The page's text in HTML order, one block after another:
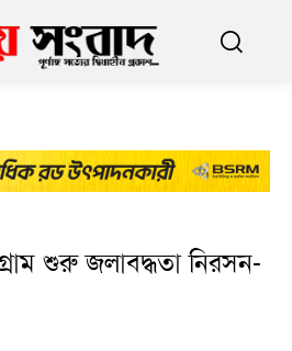
শুরু জলাবদ্ধতা নিরসন-